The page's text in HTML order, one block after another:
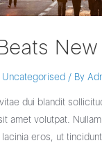
New
Uncategorised / By
dui blandit
amet volutpat.
eros, ut